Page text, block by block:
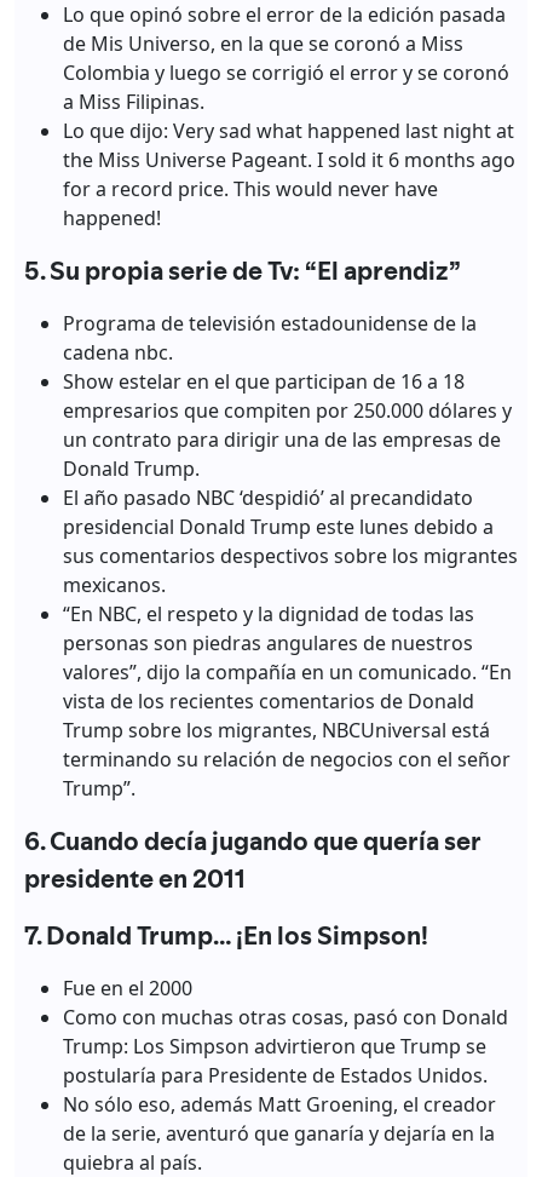
Lo que opinó sobre el error de la edición pasada
de Mis Universo, en la que se coronó a Miss
Colombia y luego se corrigió el error y se coronó
a Miss Filipinas.
Lo que dijo: Very sad what happened last night at
the Miss Universe Pageant. I sold it 6 months ago
for a record price. This would never have
happened!
5. Su propia serie de Tv: “El aprendiz”
Programa de televisión estadounidense de la
cadena nbc.
Show estelar en el que participan de 16 a 18
empresarios que compiten por 250.000 dólares y
un contrato para dirigir una de las empresas de
Donald Trump.
El año pasado NBC ‘despidió’ al precandidato
presidencial Donald Trump este lunes debido a
sus comentarios despectivos sobre los migrantes
mexicanos.
“En NBC, el respeto y la dignidad de todas las
personas son piedras angulares de nuestros
valores”, dijo la compañía en un comunicado. “En
vista de los recientes comentarios de Donald
Trump sobre los migrantes, NBCUniversal está
terminando su relación de negocios con el señor
Trump”.
6. Cuando decía jugando que quería ser
presidente en 2011
7. Donald Trump… ¡En los Simpson!
Fue en el 2000
Como con muchas otras cosas, pasó con Donald
Trump: Los Simpson advirtieron que Trump se
postularía para Presidente de Estados Unidos.
No sólo eso, además Matt Groening, el creador
de la serie, aventuró que ganaría y dejaría en la
quiebra al país.